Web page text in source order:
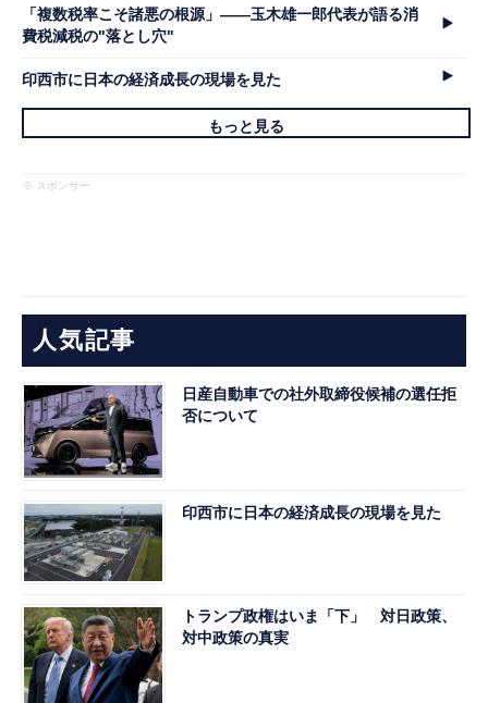
「複数税率こそ諸悪の根源」――玉木雄一郎代表が語る消
費税減税の"落とし穴"
印西市に日本の経済成長の現場を見た
もっと見る
※ スポンサー
人気記事
日産自動車での社外取締役候補の選任拒
否について
印西市に日本の経済成長の現場を見た
トランプ政権はいま「下」 対日政策、
対中政策の真実